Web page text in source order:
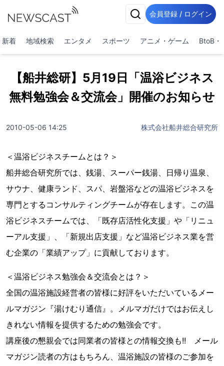
会員登録 / ログイン
新着 地域検索 エンタメ スポーツ アニメ・ゲーム BtoB・
【船井総研】5月19日「温浴ビジネス
無料勉強会＆交流会」開催のお知らせ
2010-05-06 14:25 株式会社船井総合研究所
＜温浴ビジネスチームとは？＞
船井総合研究所では、銭湯、スーパー銭湯、日帰り温泉、
サウナ、健康ランド、スパ、岩盤浴などの温浴ビジネスを
専門とするコンサルティングチームが存在します。この温
浴ビジネスチームでは、「既存店活性化支援」や「リニュ
ーアル支援」、「新規出店支援」など温浴ビジネス業を営
む企業の「業績アップ」に貢献しております。
＜温浴ビジネス勉強会＆交流会とは？＞
全国の温浴施設経営者の皆様に好評をいただいているメー
ルマガジン『湯けむり通信』。メルマガだけではお伝えし
きれない情報を提供するための勉強会です。
講座後の懇親会では同業者の皆様との情報交換も!! メール
マガジン読者の方はもちろん、温浴施設の皆様のご参加を